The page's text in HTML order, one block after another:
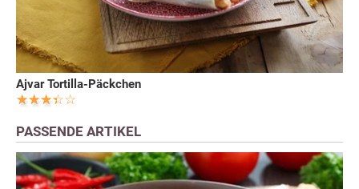
Ajvar Tortilla-Päckchen
PASSENDE ARTIKEL